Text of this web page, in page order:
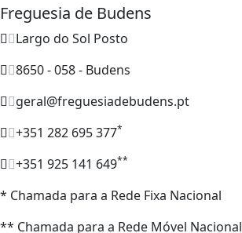
Freguesia de Budens
Largo do Sol Posto
8650 - 058 - Budens
geral@freguesiadebudens.pt
+351 282 695 377*
+351 925 141 649**
* Chamada para a Rede Fixa Nacional
** Chamada para a Rede Móvel Nacional